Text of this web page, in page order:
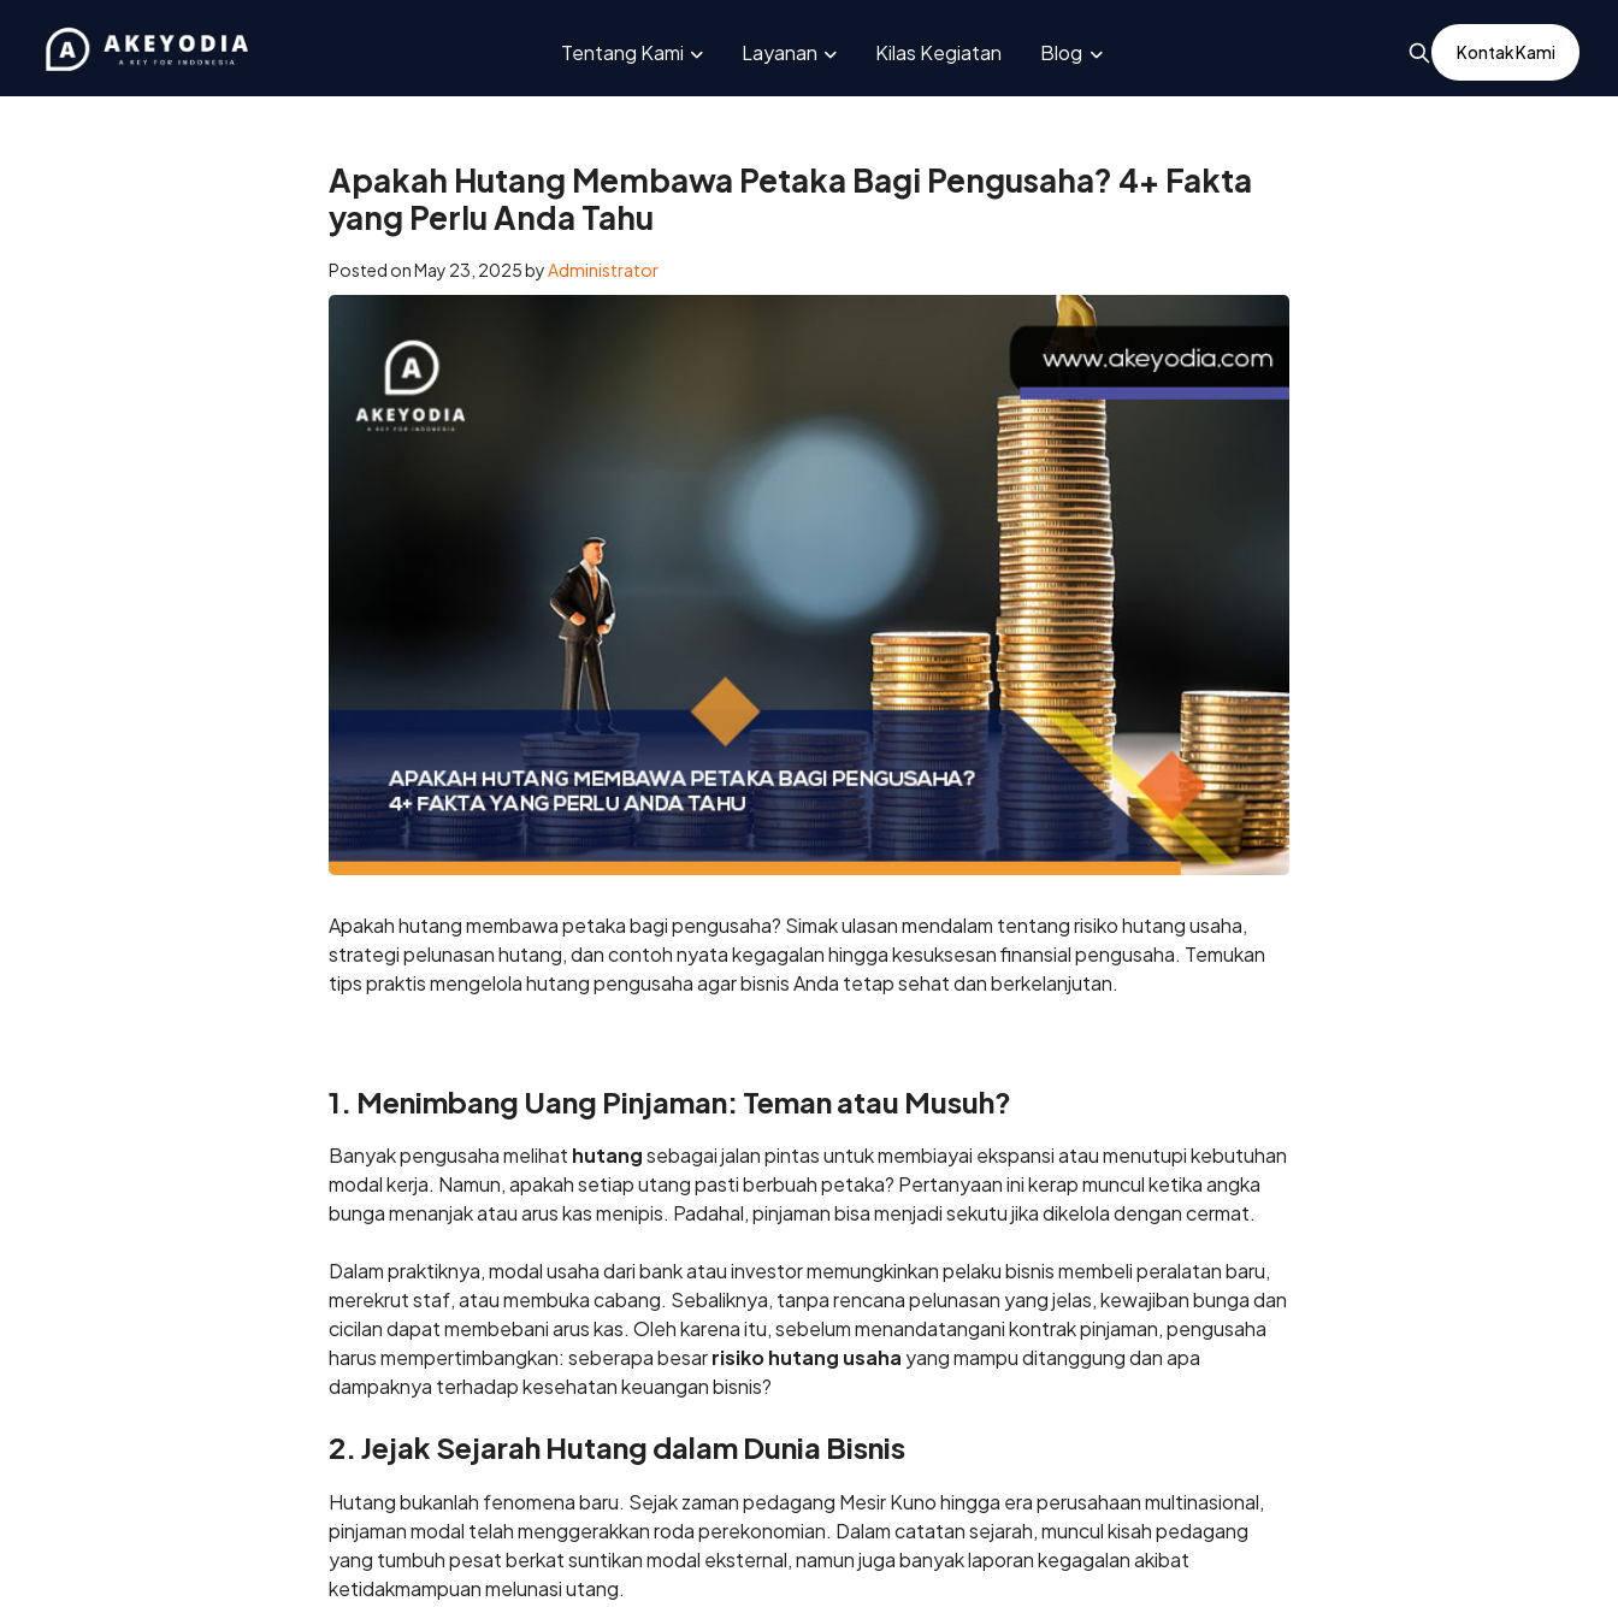
Tentang Kami Layanan Kilas Kegiatan Blog Kontak Kami
Apakah Hutang Membawa Petaka Bagi Pengusaha? 4+ Fakta yang Perlu Anda Tahu
Apakah Hutang Membawa Petaka Bagi Pengusaha? 4+ Fakta
yang Perlu Anda Tahu
Posted onMay 23, 2025byAdministrator
Apakah hutang membawa petaka bagi pengusaha? Simak ulasan mendalam tentang risiko hutang usaha,
strategi pelunasan hutang, dan contoh nyata kegagalan hingga kesuksesan finansial pengusaha. Temukan
tips praktis mengelola hutang pengusaha agar bisnis Anda tetap sehat dan berkelanjutan.
1. Menimbang Uang Pinjaman: Teman atau Musuh?
Banyak pengusaha melihat hutangsebagai jalan pintas untuk membiayai ekspansi atau menutupi kebutuhan
modal kerja. Namun, apakah setiap utang pasti berbuah petaka? Pertanyaan ini kerap muncul ketika angka
bunga menanjak atau arus kas menipis. Padahal, pinjaman bisa menjadi sekutu jika dikelola dengan cermat.
Dalam praktiknya, modal usaha dari bank atau investor memungkinkan pelaku bisnis membeli peralatan baru,
merekrut staf, atau membuka cabang. Sebaliknya, tanpa rencana pelunasan yang jelas, kewajiban bunga dan
cicilan dapat membebani arus kas. Oleh karena itu, sebelum menandatangani kontrak pinjaman, pengusaha
harus mempertimbangkan: seberapa besarrisiko hutang usaha yang mampu ditanggung dan apa
dampaknya terhadap kesehatan keuangan bisnis?
2. Jejak Sejarah Hutang dalam Dunia Bisnis
Hutang bukanlah fenomena baru. Sejak zaman pedagang Mesir Kuno hingga era perusahaan multinasional,
pinjaman modal telah menggerakkan roda perekonomian. Dalam catatan sejarah, muncul kisah pedagang
yang tumbuh pesat berkat suntikan modal eksternal, namun juga banyak laporan kegagalan akibat
ketidakmampuan melunasi utang.